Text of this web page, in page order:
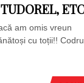
am omis vreun
cu toții!!